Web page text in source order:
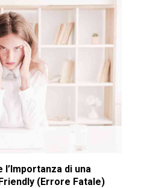
l’Importanza di una
(Errore Fatale)